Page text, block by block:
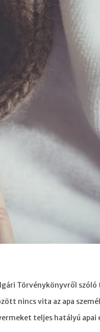
Törvénykönyvről
nincs vita az apa
teljes hatályú